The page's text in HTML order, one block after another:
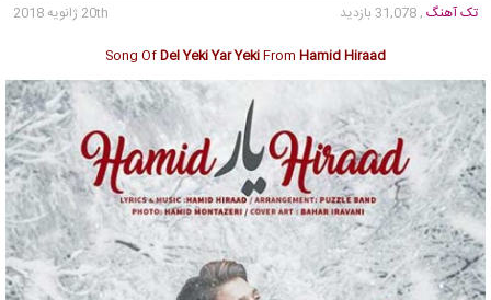
تک آهنگ , 31,078 بازدید
20th ژانویه 2018
Song OfDel Yeki Yar YekiFrom Hamid Hiraad